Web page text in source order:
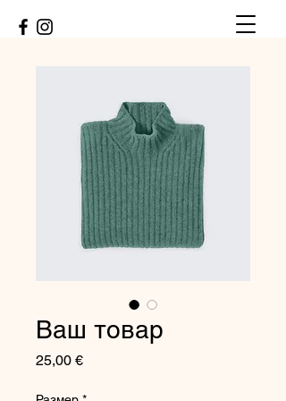
Ваш товар
25,00 €Prezzo